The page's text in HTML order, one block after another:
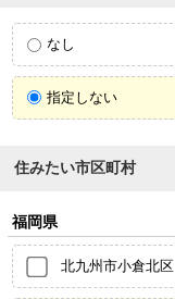
なし
指定しない
住みたい市区町村
福岡県
北九州市小倉北区